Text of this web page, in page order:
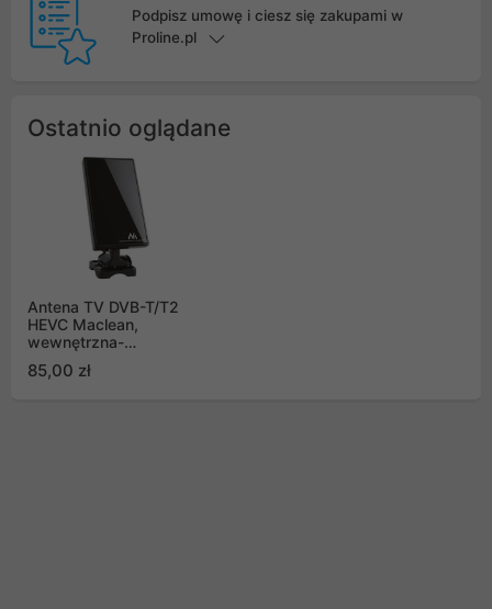
Podpisz umowę i ciesz się zakupami w
Proline.pl
Ostatnio oglądane
Antena TV DVB-T/T2
HEVC Maclean,
wewnętrzna-
MCTV-970
85,00 zł